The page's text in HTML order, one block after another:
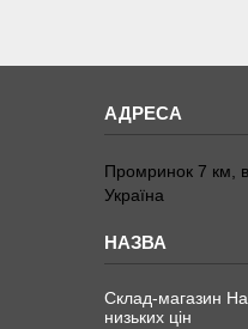
Промринок 7 км,
Україна
Склад-магазин
низьких цін